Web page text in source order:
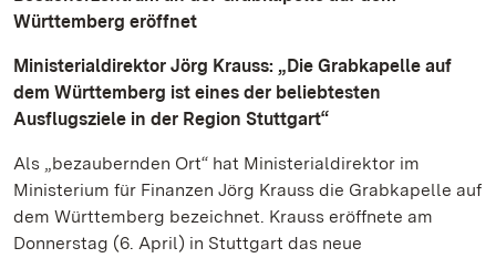
Württemberg eröffnet
Ministerialdirektor Jörg Krauss: „Die Grabkapelle auf
dem Württemberg ist eines der beliebtesten
Ausflugsziele in der Region Stuttgart“
Als „bezaubernden Ort“ hat Ministerialdirektor im
Ministerium für Finanzen Jörg Krauss die Grabkapelle auf
dem Württemberg bezeichnet. Krauss eröffnete am
Donnerstag (6. April) in Stuttgart das neue